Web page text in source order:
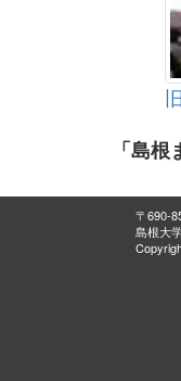
「島
〒690-
島根大